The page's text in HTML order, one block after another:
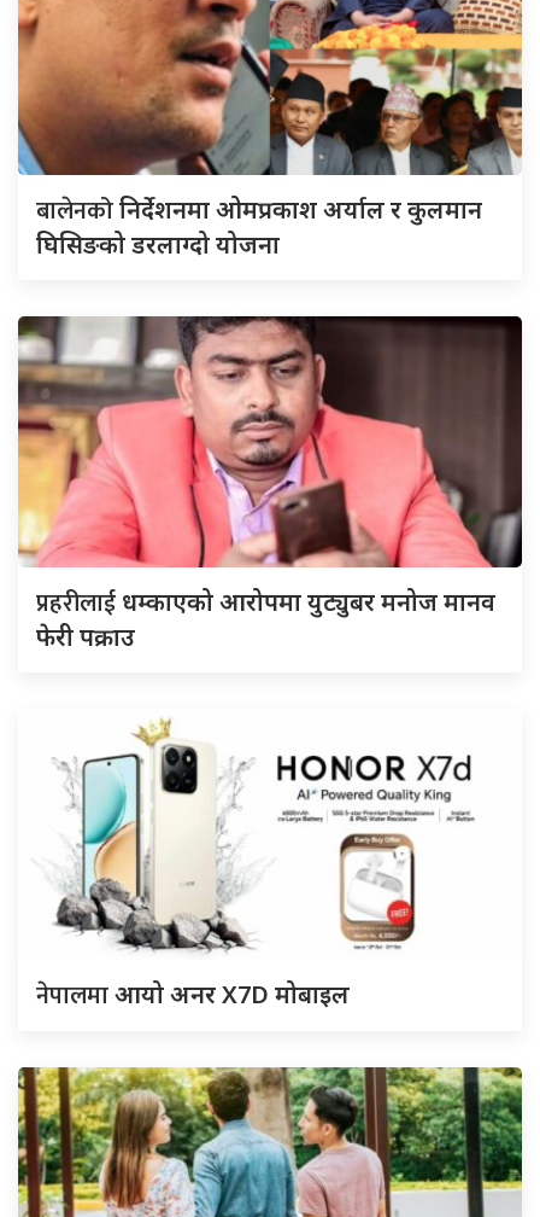
बालेनकोनिर्देशनमा ओमप्रकाश अर्याल र कुलमान
घिसिङको डरलाग्दो योजना
प्रहरीलाई धम्काएको आरोपमा युट्युबर मनोज मानव
फेरी पक्राउ
नेपालमाआयो अनर X7D मोबाइल